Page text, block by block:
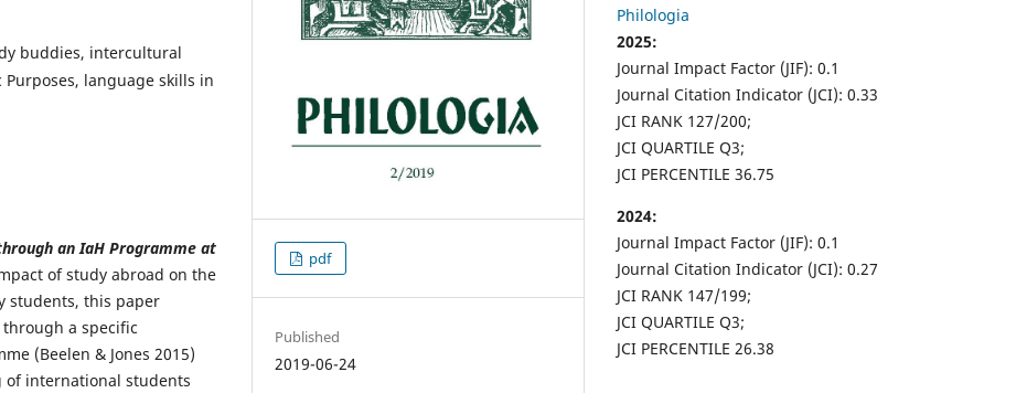
buddies, intercultural
language skills in
an IaH Programme at
of study abroad on the
students, this paper
a specific
(Beelen & Jones 2015)
of international students
pdf
Published
2019-06-24
Philologia
2025:
Journal Impact Factor (JIF): 0.1
Journal Citation Indicator (JCI): 0.33
JCI RANK 127/200;
JCI QUARTILE Q3;
JCI PERCENTILE 36.75
2024:
Journal Impact Factor (JIF): 0.1
Journal Citation Indicator (JCI): 0.27
JCI RANK 147/199;
JCI QUARTILE Q3;
JCI PERCENTILE 26.38